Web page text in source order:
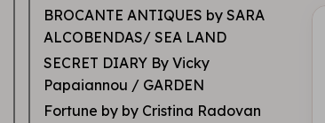
BROCANTE ANTIQUES by SARA
ALCOBENDAS/ SEA LAND
SECRET DIARY By Vicky
Papaiannou / GARDEN
Fortune by by Cristina Radovan